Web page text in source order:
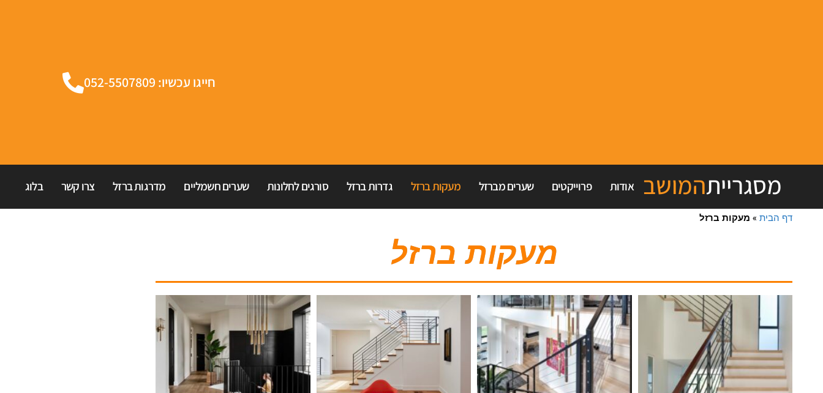
חייגו עכשיו: 052-5507809
מסגרייתהמושב אודות פרוייקטים שערים מברזל מעקות ברזל גדרות ברזל סורגים לחלונות שערים חשמליים מדרגות ברזל צרו קשר בלוג
דף הבית » מעקות ברזל
מעקות ברזל